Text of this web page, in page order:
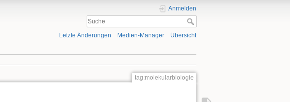
Anmelden
Letzte Änderungen Medien-Manager Übersicht
tag:molekularbiologie